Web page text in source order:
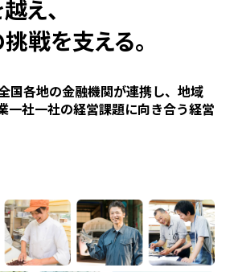
え、
戦を支える。
国各地の金融機関が連携し、地域
一社一社の経営課題に向き合う経営